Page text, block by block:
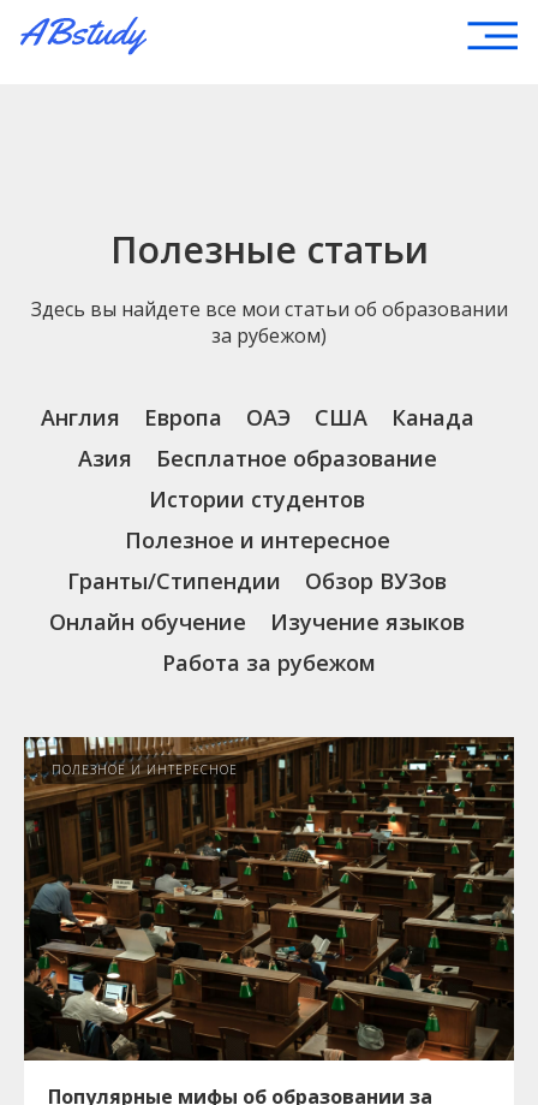
Полезные статьи
Здесь вы найдете все мои статьи об образовании
за рубежом)
Англия Европа ОАЭ США
Канада
Азия
Бесплатное образование
Истории студентов
Полезное и интересное
Гранты/Стипендии
Обзор ВУЗов
Онлайн обучение
Изучение языков
Работа за рубежом
ПОЛЕЗНОЕ И ИНТЕРЕСНОЕ
Популярные мифы об образовании за